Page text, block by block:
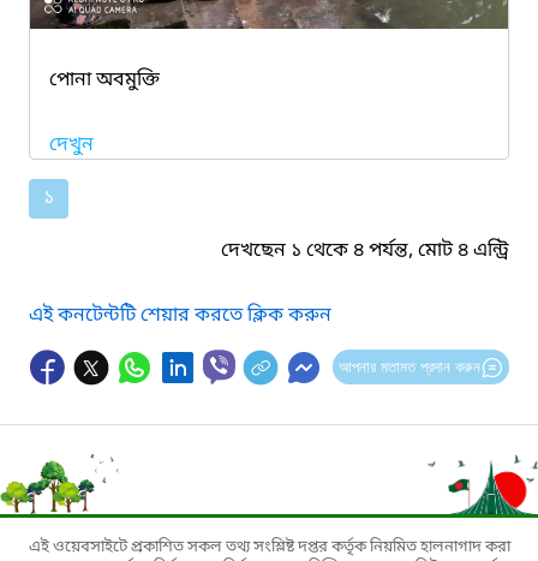
পোনা অবমুক্তি
দেখুন
১
দেখছেন ১ থেকে ৪ পর্যন্ত, মোট ৪ এন্ট্রি
এই কনটেন্টটি শেয়ার করতে ক্লিক করুন
আপনার মতামত প্রদান করুন
এই ওয়েবসাইটে প্রকাশিত সকল তথ্য সংশ্লিষ্ট দপ্তর কর্তৃক নিয়মিত হালনাগাদ করা